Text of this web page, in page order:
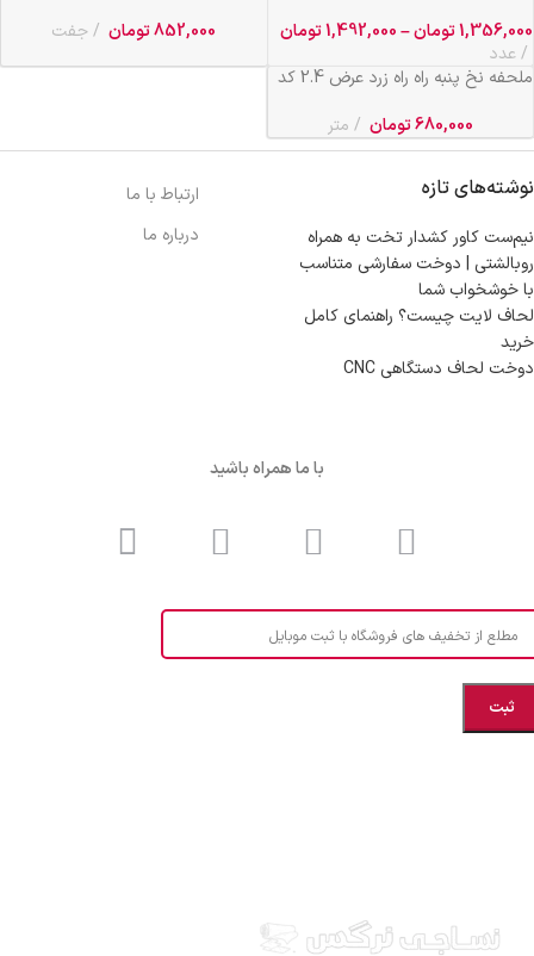
1,356,000تومان–
1,492,000تومان
عدد
852,000تومان
جفت
ملحفه نخ پنبه راه راه زرد عرض 2.4 کد
680,000تومان متر
نوشته‌های تازه
نیم‌ست کاور کشدار تخت به همراه
روبالشتی | دوخت سفارشی متناسب
با خوشخواب شما
لحاف لایت چیست؟ راهنمای کامل
خرید
دوخت لحاف دستگاهی CNC
ارتباط با ما
درباره ما
با ما همراه باشید
مطلع از تخفیف های فروشگاه با ثبت موبایل